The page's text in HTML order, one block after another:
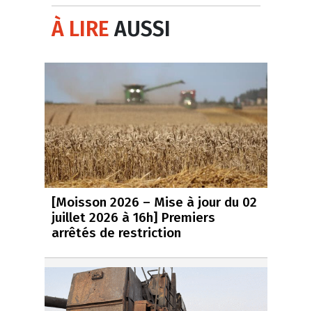
À LIREAUSSI
[Moisson 2026 – Mise à jour du 02
juillet 2026 à 16h] Premiers
arrêtés de restriction